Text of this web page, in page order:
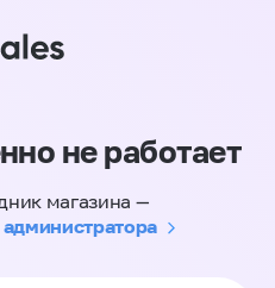
не работает
магазина —